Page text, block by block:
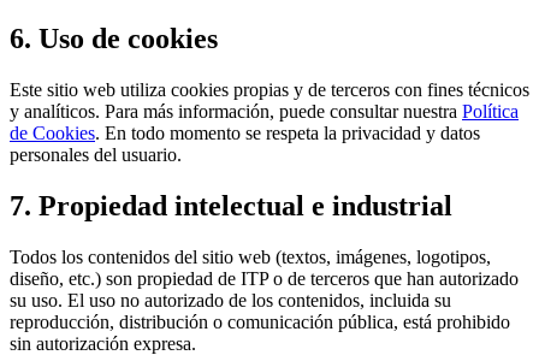
6. Uso de cookies
Este sitio web utiliza cookies propias y de terceros con fines técnicos
y analíticos. Para más información, puede consultar nuestra Política
de Cookies. En todo momento se respeta la privacidad y datos
personales del usuario.
7. Propiedad intelectual e industrial
Todos los contenidos del sitio web (textos, imágenes, logotipos,
diseño, etc.) son propiedad de ITP o de terceros que han autorizado
su uso. El uso no autorizado de los contenidos, incluida su
reproducción, distribución o comunicación pública, está prohibido
sin autorización expresa.